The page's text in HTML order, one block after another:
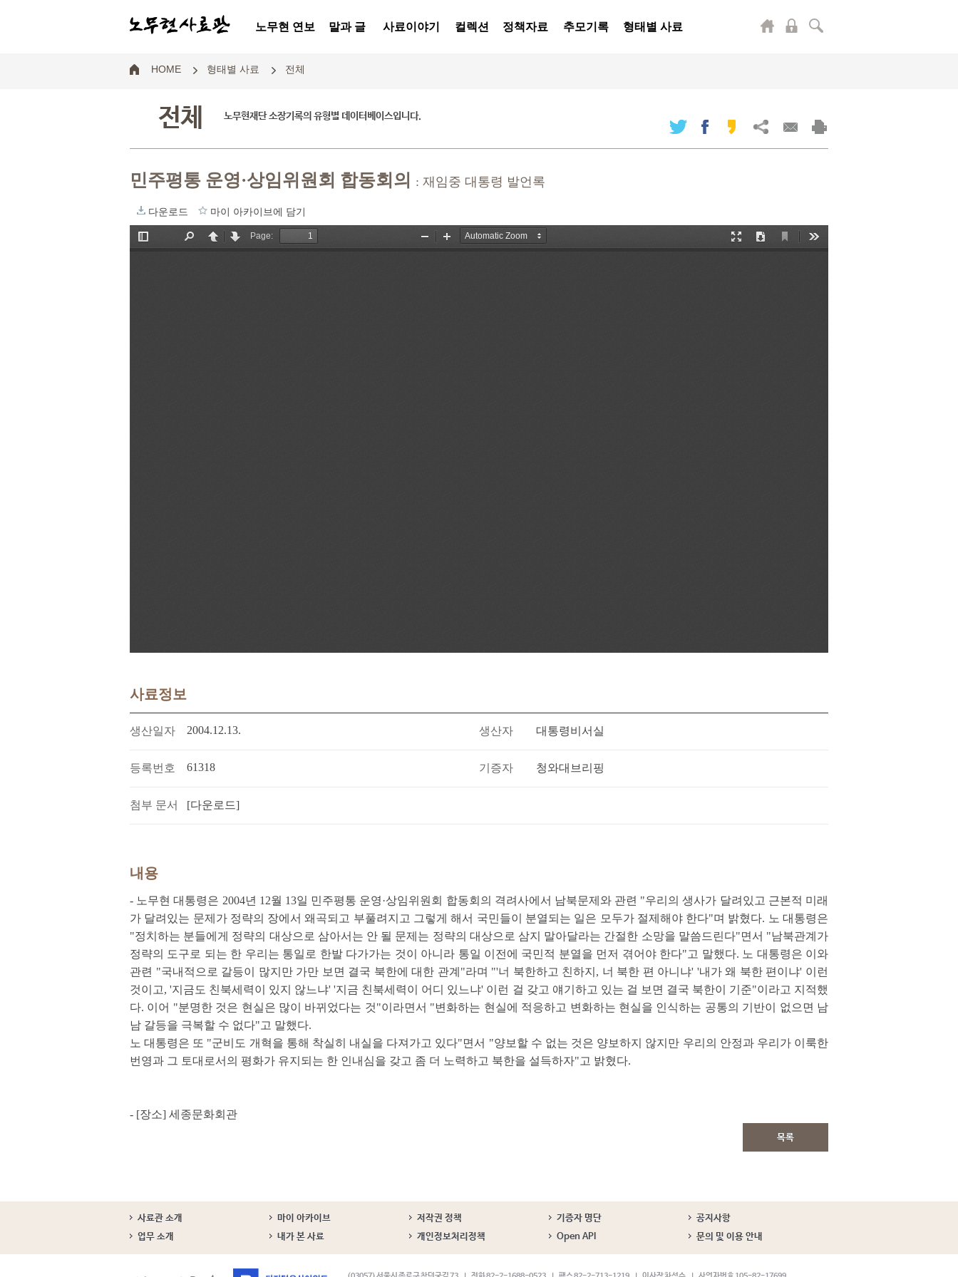
노무현 연보 말과 글 사료이야기 컬렉션 정책자료 추모기록 형태별 사료
HOME 형태별 사료 전체
전체 노무현재단 소장기록의 유형별 데이터베이스입니다.
민주평통 운영·상임위원회 합동회의 : 재임중 대통령 발언록
다운로드 마이 아카이브에 담기
사료정보
생산일자 2004.12.13. 생산자 대통령비서실
등록번호 61318 기증자 청와대브리핑
첨부 문서 [다운로드]
내용
- 노무현 대통령은 2004년 12월 13일 민주평통 운영·상임위원회 합동회의 격려사에서 남북문제와 관련 "우리의 생사가 달려있고 근본적 미래
가 달려있는 문제가 정략의 장에서 왜곡되고 부풀려지고 그렇게 해서 국민들이 분열되는 일은 모두가 절제해야 한다"며 밝혔다. 노 대통령은
"정치하는 분들에게 정략의 대상으로 삼아서는 안 될 문제는 정략의 대상으로 삼지 말아달라는 간절한 소망을 말씀드린다"면서 "남북관계가
정략의 도구로 되는 한 우리는 통일로 한발 다가가는 것이 아니라 통일 이전에 국민적 분열을 먼저 겪어야 한다"고 말했다. 노 대통령은 이와
관련 "국내적으로 갈등이 많지만 가만 보면 결국 북한에 대한 관계"라며 "'너 북한하고 친하지, 너 북한 편 아니냐' '내가 왜 북한 편이냐' 이런
것이고, '지금도 친북세력이 있지 않느냐' '지금 친북세력이 어디 있느냐' 이런 걸 갖고 얘기하고 있는 걸 보면 결국 북한이 기준"이라고 지적했
다. 이어 "분명한 것은 현실은 많이 바뀌었다는 것"이라면서 "변화하는 현실에 적응하고 변화하는 현실을 인식하는 공통의 기반이 없으면 남
남 갈등을 극복할 수 없다"고 말했다.
노 대통령은 또 "군비도 개혁을 통해 착실히 내실을 다져가고 있다"면서 "양보할 수 없는 것은 양보하지 않지만 우리의 안정과 우리가 이룩한
번영과 그 토대로서의 평화가 유지되는 한 인내심을 갖고 좀 더 노력하고 북한을 설득하자"고 밝혔다.
- [장소] 세종문화회관
목록
사료관 소개 마이 아카이브 저작권 정책 기증자 명단
공지사항
업무 소개
내가 본 사료 개인정보처리정책 Open API 문의 및 이용 안내